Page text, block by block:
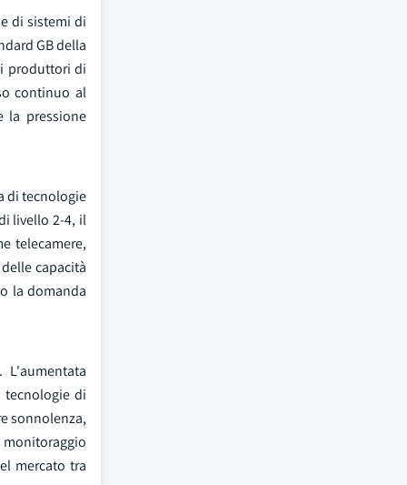
di sistemi di
GB della
produttori di
continuo al
la pressione
di tecnologie
livello 2-4, il
telecamere,
capacità
la domanda
di
sonnolenza,
monitoraggio
mercato tra